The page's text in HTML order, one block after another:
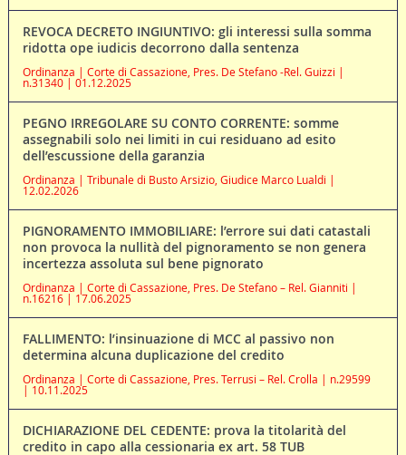
REVOCA DECRETO INGIUNTIVO: gli interessi sulla somma
ridotta ope iudicis decorrono dalla sentenza
Ordinanza | Corte di Cassazione, Pres. De Stefano -Rel. Guizzi |
n.31340 | 01.12.2025
PEGNO IRREGOLARE SU CONTO CORRENTE: somme
assegnabili solo nei limiti in cui residuano ad esito
dell’escussione della garanzia
Ordinanza | Tribunale di Busto Arsizio, Giudice Marco Lualdi |
12.02.2026
PIGNORAMENTO IMMOBILIARE: l’errore sui dati catastali
non provoca la nullità del pignoramento se non genera
incertezza assoluta sul bene pignorato
Ordinanza | Corte di Cassazione, Pres. De Stefano – Rel. Gianniti |
n.16216 | 17.06.2025
FALLIMENTO: l’insinuazione di MCC al passivo non
determina alcuna duplicazione del credito
Ordinanza | Corte di Cassazione, Pres. Terrusi – Rel. Crolla | n.29599
| 10.11.2025
DICHIARAZIONE DEL CEDENTE: prova la titolarità del
credito in capo alla cessionaria ex art. 58 TUB